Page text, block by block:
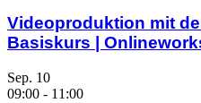
Videoproduktion mit
Basiskurs |
Sep. 10
09:00 - 11:00